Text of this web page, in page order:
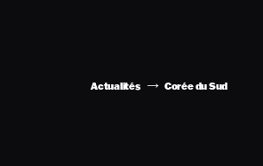
Actualités Corée du Sud